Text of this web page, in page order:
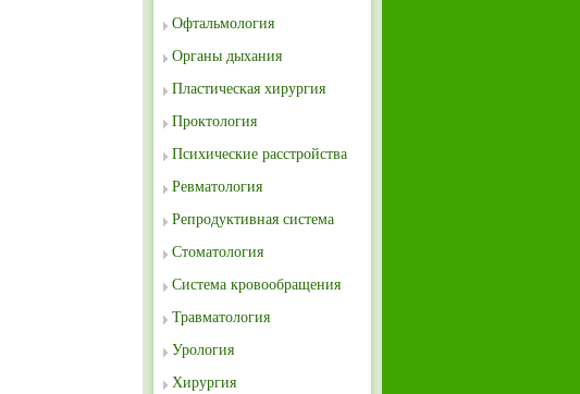
Офтальмология
Органы дыхания
Пластическая хирургия
Проктология
Психические расстройства
Ревматология
Репродуктивная система
Стоматология
Система кровообращения
Травматология
Урология
Хирургия